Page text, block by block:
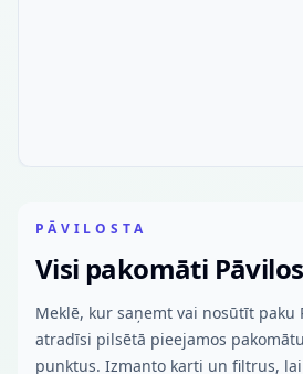
PĀVILOSTA
Visi pakomāti
Meklē, kur saņemt vai nosūtīt paku
atradīsi pilsētā pieejamos
punktus. Izmanto karti un filtrus,